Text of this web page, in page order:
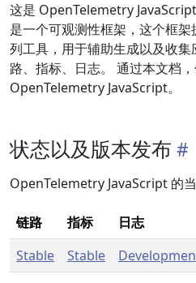
这是 OpenTelemetry
是一个可观测性框架，这个框
列工具，用于辅助生成以及收
路、指标、日志。 通过本文档
OpenTelemetry JavaScript。
状态以及版本发布
OpenTelemetry JavaScript 的
链路 指标
日志
Stable
Stable